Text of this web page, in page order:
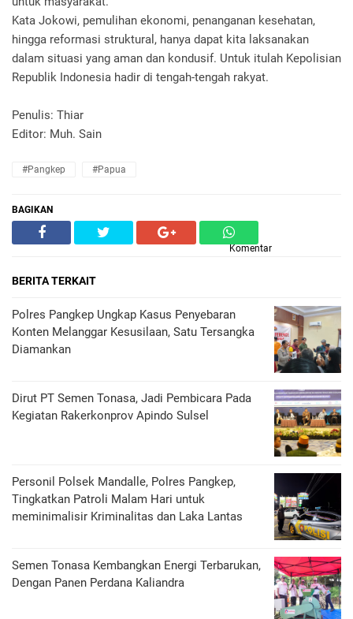
Kata Jokowi, pemulihan ekonomi, penanganan kesehatan,
hingga reformasi struktural, hanya dapat kita laksanakan
dalam situasi yang aman dan kondusif. Untuk itulah Kepolisian
Republik Indonesia hadir di tengah-tengah rakyat.
Penulis: Thiar
Editor: Muh. Sain
#Pangkep #Papua
BAGIKAN
Komentar
BERITA TERKAIT
Polres Pangkep Ungkap Kasus Penyebaran
Konten Melanggar Kesusilaan, Satu Tersangka
Diamankan
Dirut PT Semen Tonasa, Jadi Pembicara Pada
Kegiatan Rakerkonprov Apindo Sulsel
Personil Polsek Mandalle, Polres Pangkep,
Tingkatkan Patroli Malam Hari untuk
meminimalisir Kriminalitas dan Laka Lantas
Semen Tonasa Kembangkan Energi Terbarukan,
Dengan Panen Perdana Kaliandra